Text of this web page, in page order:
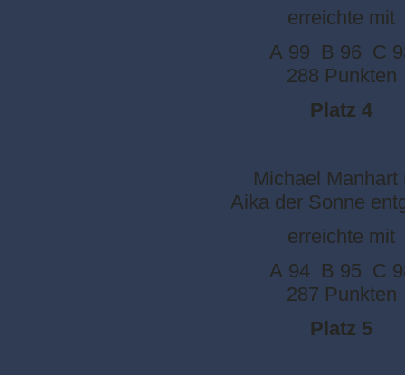
erreichte mit
A 99 B 96 C
288 Punkten
Platz 4
Michael Manhart
Aika der Sonne
erreichte mit
A 94 B 95 C
287 Punkten
Platz 5